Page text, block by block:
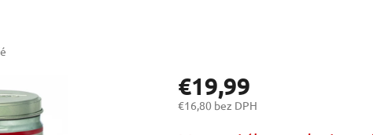
€19,99
€16,80 bez DPH